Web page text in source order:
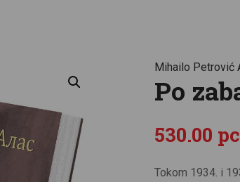
OTRGNUTO OD
ZABORAVA
AUTORI
Mihailo Petrović
Po
530.00
Tokom 1934. i